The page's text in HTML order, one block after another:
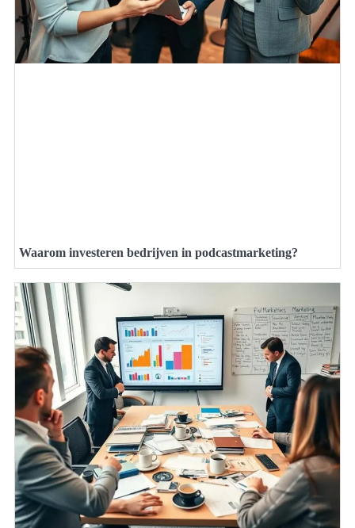
Waarom investeren bedrijven in podcastmarketing?